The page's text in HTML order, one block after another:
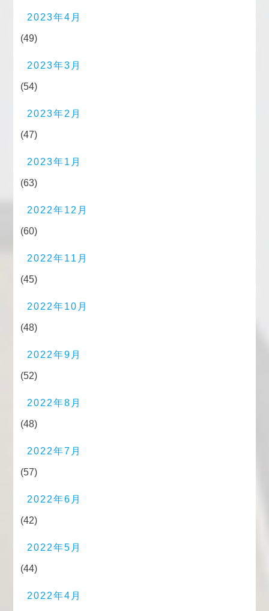
2023年4月
(49)
2023年3月
(54)
2023年2月
(47)
2023年1月
(63)
2022年12月
(60)
2022年11月
(45)
2022年10月
(48)
2022年9月
(52)
2022年8月
(48)
2022年7月
(57)
2022年6月
(42)
2022年5月
(44)
2022年4月